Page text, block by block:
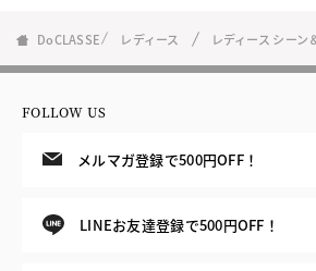
DoCLASSE レディース レディース シー
FOLLOW US
メルマガ登録で500円OFF！
LINEお友達登録で500円OFF！